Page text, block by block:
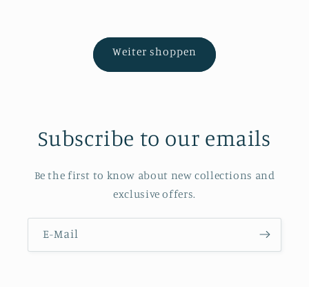
Weiter shoppen
Subscribe to our emails
Be the first to know about new collections and
exclusive offers.
E-Mail